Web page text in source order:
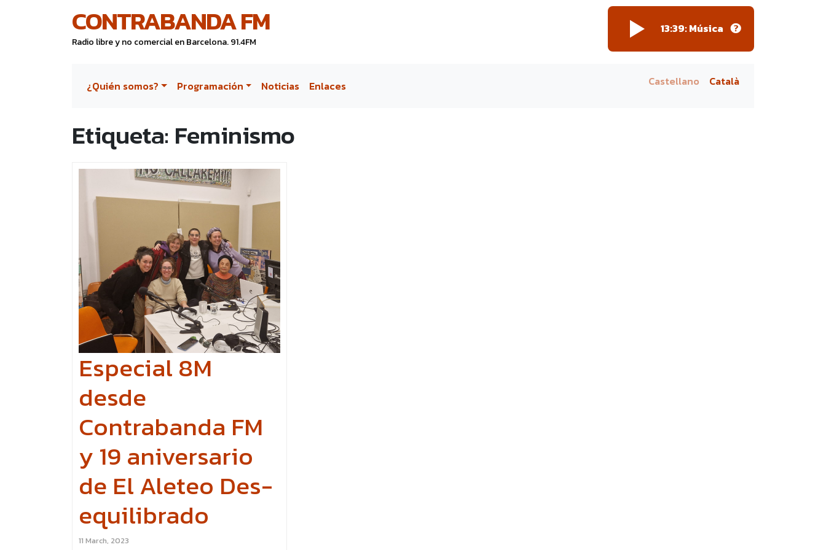
CONTRABANDA FM
Radio libre y no comercial en Barcelona. 91.4FM
13:39: Música
¿Quién somos? Programación Noticias Enlaces Castellano Català
Etiqueta: Feminismo
Especial 8M
desde
Contrabanda FM
y 19 aniversario
de El Aleteo Des-
equilibrado
11 March, 2023